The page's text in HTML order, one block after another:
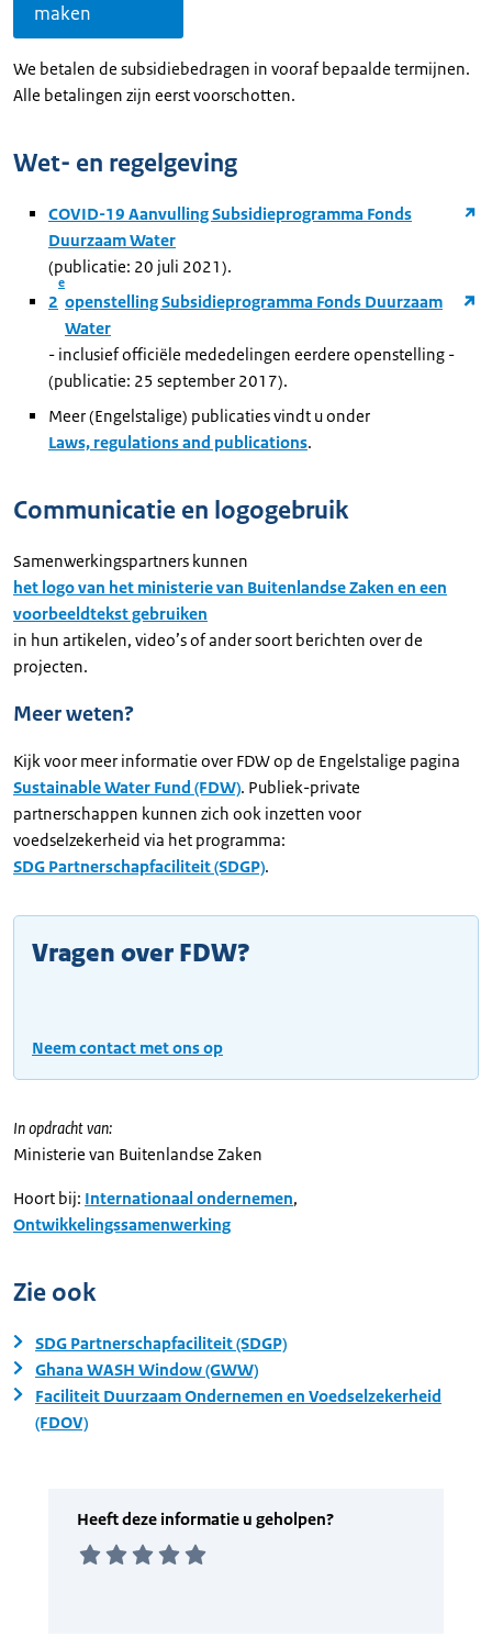
maken
We betalen de subsidiebedragen in vooraf bepaalde termijnen.
Alle betalingen zijn eerst voorschotten.
Wet- en regelgeving
COVID-19 Aanvulling Subsidieprogramma Fonds
Duurzaam Water
(publicatie: 20 juli 2021).
2
e
openstelling Subsidieprogramma Fonds Duurzaam
Water
- inclusief officiële mededelingen eerdere openstelling -
(publicatie: 25 september 2017).
Meer (Engelstalige) publicaties vindt u onder
Laws, regulations and publications.
Communicatie en logogebruik
Samenwerkingspartners kunnen
het logo van het ministerie van Buitenlandse Zaken en een
voorbeeldtekst gebruiken
in hun artikelen, video’s of ander soort berichten over de
projecten.
Meer weten?
Kijk voor meer informatie over FDW op de Engelstalige pagina
Sustainable Water Fund (FDW). Publiek-private
partnerschappen kunnen zich ook inzetten voor
voedselzekerheid via het programma:
SDG Partnerschapfaciliteit (SDGP).
Vragen over FDW?
Neem contact met ons op
In opdracht van:
Ministerie van Buitenlandse Zaken
Hoort bij: Internationaal ondernemen,
Ontwikkelingssamenwerking
Zie ook
SDG Partnerschapfaciliteit (SDGP)
Ghana WASH Window (GWW)
Faciliteit Duurzaam Ondernemen en Voedselzekerheid
(FDOV)